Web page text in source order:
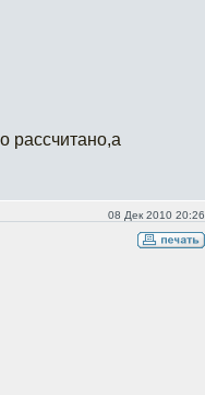
рассчитано,а
08 Дек 2010 20:26